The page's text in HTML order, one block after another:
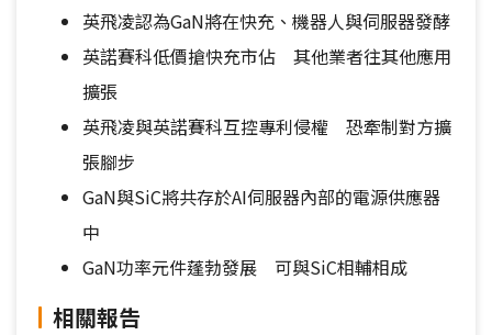
英飛凌認為GaN將在快充、機器人與伺服器發酵
英諾賽科低價搶快充市佔 其他業者往其他應用
擴張
英飛凌與英諾賽科互控專利侵權 恐牽制對方擴
張腳步
GaN與SiC將共存於AI伺服器內部的電源供應器
中
GaN功率元件蓬勃發展 可與SiC相輔相成
相關報告